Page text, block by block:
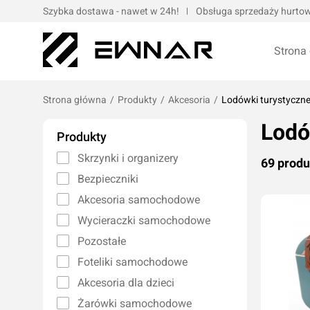
Szybka dostawa - nawet w 24h! Obsługa sprzedaży
Strona
Pokrowce serwisowe
Podnośniki oraz urządzenia dźwigowe
Narzędzia ręczne
Bity, nasadki, końcówki
Wulkanizacja
Kompresory i narzędzia pneumatyczne
Prasy oraz narzędzia hydrauliczne
Wózki i zestawy narzędziowe
Elektronarzędzia/elektrotechnika
Opaski
Oleje
Oleje
Oleje
Strona główna / Produkty / Akcesoria / Lodówki turystyczne
Produkty
Skrzynki i organizery
Bezpieczniki
Akcesoria samochodowe
Wycieraczki samochodowe
Pozostałe
Foteliki samochodowe
Akcesoria dla dzieci
Żarówki samochodowe
69